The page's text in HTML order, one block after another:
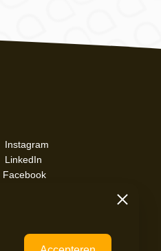
Instagram
LinkedIn
Facebook
Sluiten